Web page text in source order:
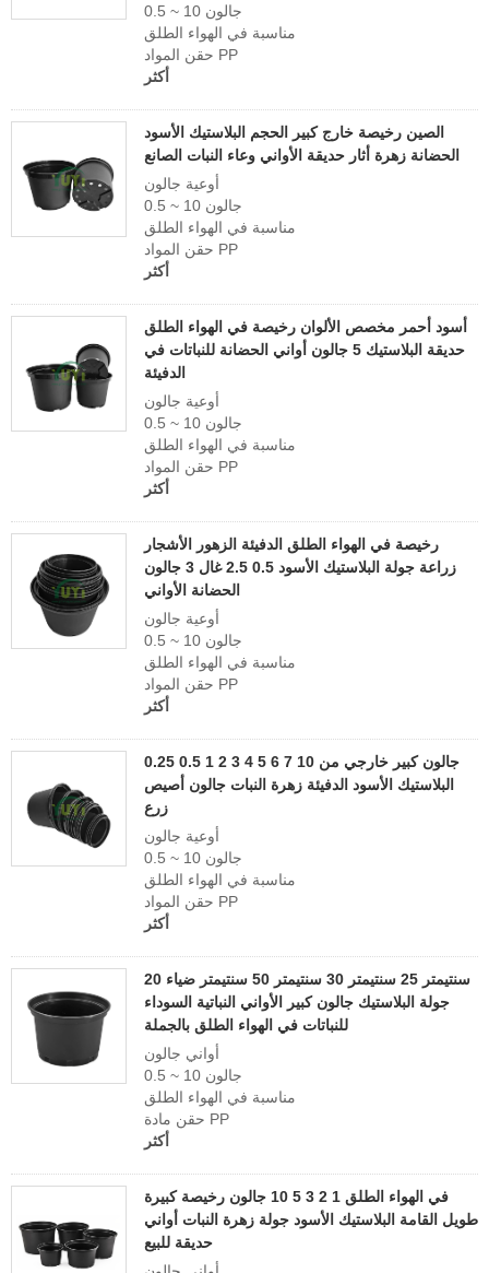
0.5 ~ 10 جالون
مناسبة في الهواء الطلق
حقن المواد PP
أكثر
الصين رخيصة خارج كبير الحجم البلاستيك الأسود
الحضانة زهرة أثار حديقة الأواني وعاء النبات الصانع
أوعية جالون
0.5 ~ 10 جالون
مناسبة في الهواء الطلق
حقن المواد PP
أكثر
أسود أحمر مخصص الألوان رخيصة في الهواء الطلق
حديقة البلاستيك 5 جالون أواني الحضانة للنباتات في
الدفيئة
أوعية جالون
0.5 ~ 10 جالون
مناسبة في الهواء الطلق
حقن المواد PP
أكثر
رخيصة في الهواء الطلق الدفيئة الزهور الأشجار
زراعة جولة البلاستيك الأسود 0.5 2.5 غال 3 جالون
الحضانة الأواني
أوعية جالون
0.5 ~ 10 جالون
مناسبة في الهواء الطلق
حقن المواد PP
أكثر
0.25 0.5 1 2 3 4 5 6 7 10 جالون كبير خارجي من
البلاستيك الأسود الدفيئة زهرة النبات جالون أصيص
زرع
أوعية جالون
0.5 ~ 10 جالون
مناسبة في الهواء الطلق
حقن المواد PP
أكثر
20 سنتيمتر 25 سنتيمتر 30 سنتيمتر 50 سنتيمتر ضياء
جولة البلاستيك جالون كبير الأواني النباتية السوداء
للنباتات في الهواء الطلق بالجملة
أواني جالون
0.5 ~ 10 جالون
مناسبة في الهواء الطلق
حقن مادة PP
أكثر
في الهواء الطلق 1 2 3 5 10 جالون رخيصة كبيرة
طويل القامة البلاستيك الأسود جولة زهرة النبات أواني
حديقة للبيع